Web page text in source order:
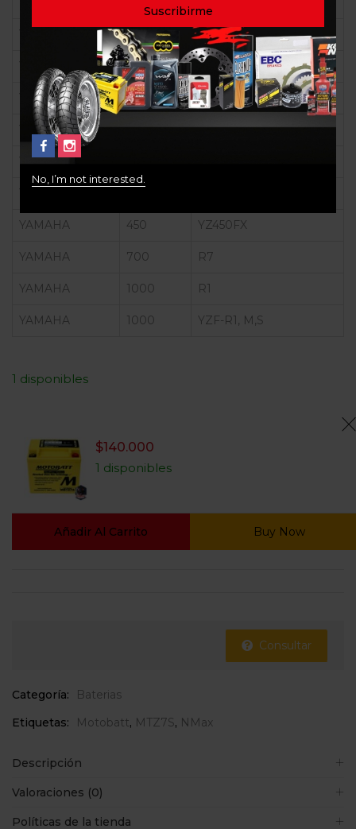
250 XT250
YAMAHA 250 YZ250FX
YAMAHA 250 YZ250FX
YAMAHA 450 WR450F
YAMAHA
YAMAHA 450 YZ450FX
YAMAHA 700 R7
YAMAHA 1000 R1
YAMAHA 1000 YZF-R1, M,S
1 disponibles
$140.000
1 disponibles
Añadir Al Carrito Buy Now
Consultar
Categoría:
Baterias
Etiquetas:
Motobatt, MTZ7S, NMax
Descripción
Valoraciones (0)
Políticas de la tienda
No, I’m not interested.